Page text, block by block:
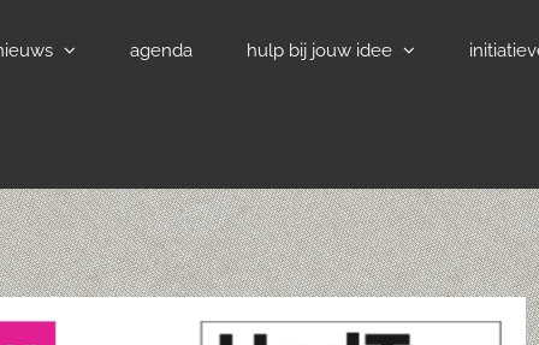
agenda hulp bij jouw idee